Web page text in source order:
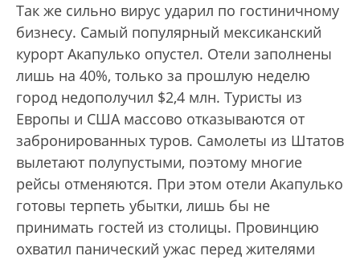
Так же сильно вирус ударил по гостиничному
бизнесу. Самый популярный мексиканский
курорт Акапулько опустел. Отели заполнены
лишь на 40%, только за прошлую неделю
город недополучил $2,4 млн. Туристы из
Европы и США массово отказываются от
забронированных туров. Самолеты из Штатов
вылетают полупустыми, поэтому многие
рейсы отменяются. При этом отели Акапулько
готовы терпеть убытки, лишь бы не
принимать гостей из столицы. Провинцию
охватил панический ужас перед жителями